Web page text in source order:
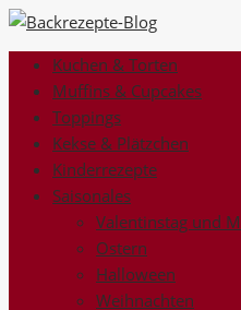
Kuchen & Torten
Muffins & Cupcakes
Toppings
Kekse & Plätzchen
Kinderrezepte
Saisonales
Valentinstag und
Ostern
Halloween
Weihnachten